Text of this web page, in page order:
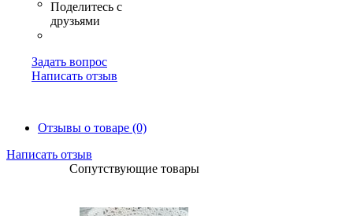
Задать вопрос
Написать отзыв
Отзывы о товаре (0)
Написать отзыв
Сопутствующие товары